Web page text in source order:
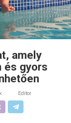
amely
és gyors
Editor